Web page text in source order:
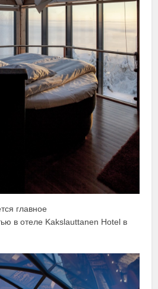
главное
в отеле Kakslauttanen Hotel в